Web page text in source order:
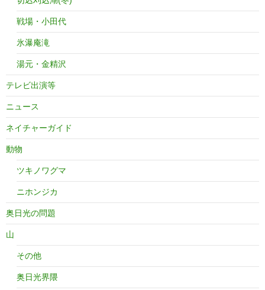
戦場・小田代
氷瀑庵滝
湯元・金精沢
テレビ出演等
ニュース
ネイチャーガイド
動物
ツキノワグマ
ニホンジカ
奥日光の問題
山
その他
奥日光界隈